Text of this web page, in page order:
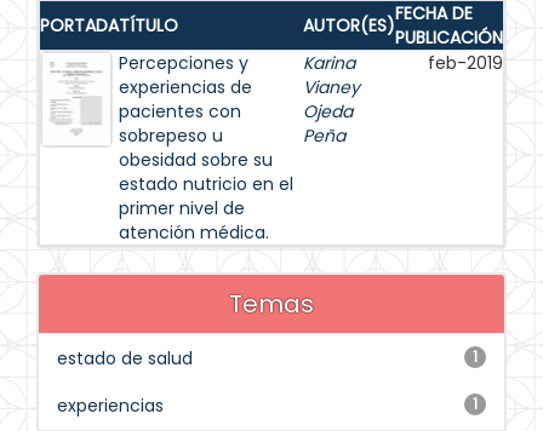
PORTADATÍTULO AUTOR(ES)FECHA DE
PUBLICACIÓN
Percepciones y
experiencias de
pacientes con
sobrepeso u
obesidad sobre su
estado nutricio en el
primer nivel de
atención médica.
Karina
Vianey
Ojeda
Peña
feb-2019
Temas
1
estado de salud
1
experiencias